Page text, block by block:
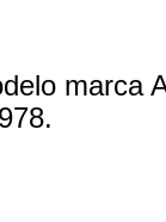
marca